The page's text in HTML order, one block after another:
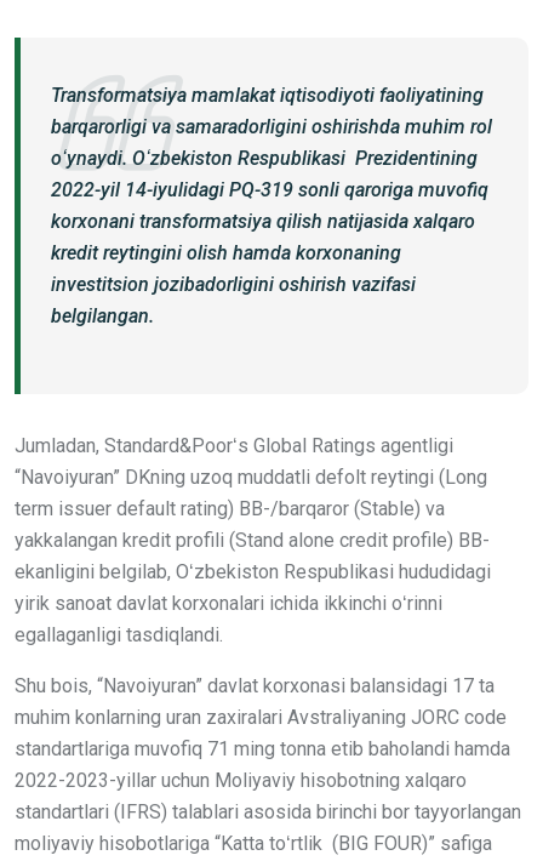
Transformatsiya mamlakat iqtisodiyoti faoliyatining
barqarorligi va samaradorligini oshirishda muhim rol
oʻynaydi. Oʻzbekiston Respublikasi Prezidentining
2022-yil 14-iyulidagi PQ-319 sonli qaroriga muvofiq
korxonani transformatsiya qilish natijasida xalqaro
kredit reytingini olish hamda korxonaning
investitsion jozibadorligini oshirish vazifasi
belgilangan.
Jumladan, Standard&Poorʻs Global Ratings agentligi
“Navoiyuran” DKning uzoq muddatli defolt reytingi (Long
term issuer default rating) BB-/barqaror (Stable) va
yakkalangan kredit profili (Stand alone credit profile) BB-
ekanligini belgilab, Oʻzbekiston Respublikasi hududidagi
yirik sanoat davlat korxonalari ichida ikkinchi oʻrinni
egallaganligi tasdiqlandi.
Shu bois, “Navoiyuran” davlat korxonasi balansidagi 17 ta
muhim konlarning uran zaxiralari Avstraliyaning JORC code
standartlariga muvofiq 71 ming tonna etib baholandi hamda
2022-2023-yillar uchun Moliyaviy hisobotning xalqaro
standartlari (IFRS) talablari asosida birinchi bor tayyorlangan
moliyaviy hisobotlariga “Katta toʻrtlik (BIG FOUR)” safiga